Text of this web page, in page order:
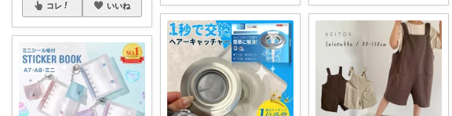
コレ いいね